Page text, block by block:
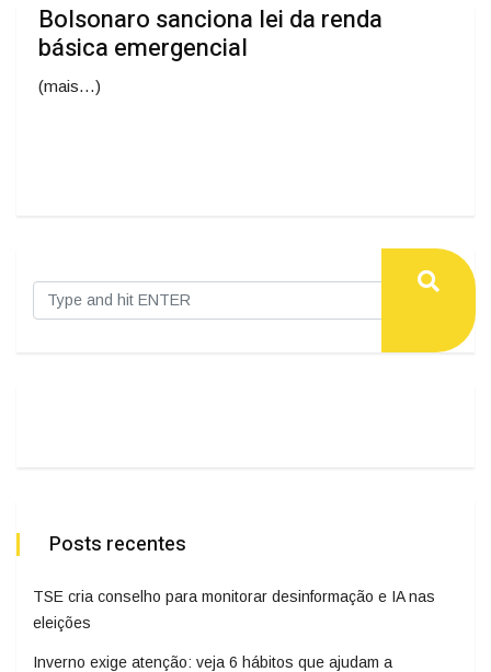
Bolsonaro sanciona lei da renda
básica emergencial
(mais…)
Posts recentes
TSE cria conselho para monitorar desinformação e IA nas
eleições
Inverno exige atenção: veja 6 hábitos que ajudam a